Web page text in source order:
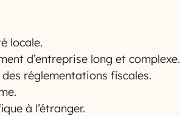
locale.
d’entreprise long et complexe.
réglementations fiscales.
à l’étranger.